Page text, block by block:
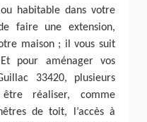
habitable dans votre
faire une extension,
maison ; il vous suit
pour aménager vos
33420, plusieurs
réaliser, comme
de toit, l’accès à